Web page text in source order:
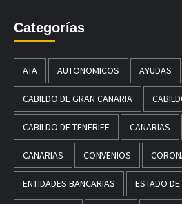
Categorías
ATA AUTONOMICOS AYUDAS
CABILDO DE GRAN CANARIA
CABILDO DE TENERIFE CANARIAS
CANARIAS CONVENIOS
ENTIDADES BANCARIAS ESTADO